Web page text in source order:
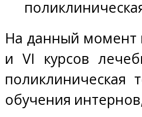
На данный момент
и VI курсов
поликлиническая
обучения